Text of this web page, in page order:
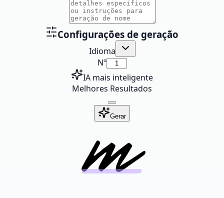
Configurações de geração
Idioma
Nº
IA mais inteligente
Melhores Resultados
Gerar